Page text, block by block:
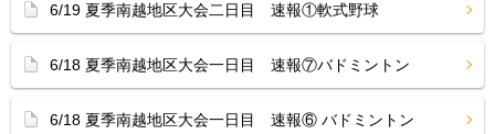
6/19 夏季南越地区大会二日目 速報①軟式野球
6/18 夏季南越地区大会一日目 速報⑦バドミントン
6/18 夏季南越地区大会一日目 速報⑥ バドミントン